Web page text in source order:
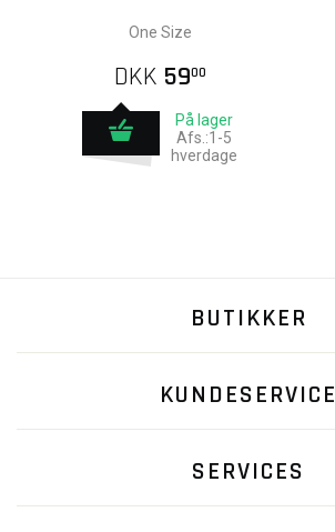
One Size
DKK 5900
På lager
Afs.:1-5
hverdage
BUTIKKER
KUNDESERVICE
SERVICES